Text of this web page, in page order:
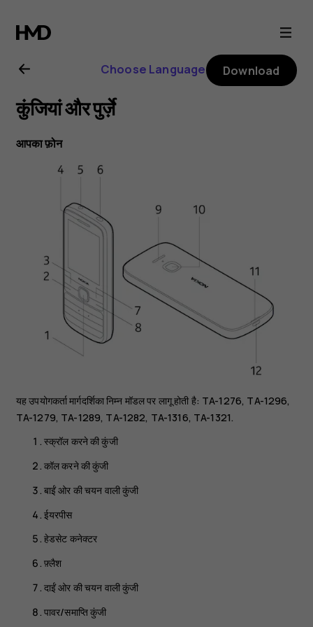
Nokia
225
4G
user
guide
Choose Language Download
कुंजियां और पुर्ज़े
आपका फ़ोन
यह उपयोगकर्ता मार्गदर्शिका निम्न मॉडल पर लागू होती है: TA-1276, TA-1296,
TA-1279, TA-1289, TA-1282, TA-1316, TA-1321.
स्क्रॉल करने की कुंजी
कॉल करने की कुंजी
बाईं ओर की चयन वाली कुंजी
ईयरपीस
हेडसेट कनेक्टर
फ़्लैश
दाईं ओर की चयन वाली कुंजी
पावर/समाप्ति कुंजी